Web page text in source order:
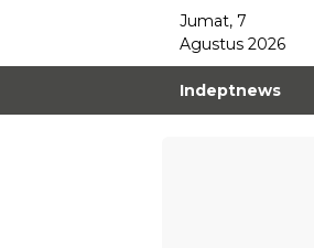
Jumat, 7
Agustus 2026
Indeptnews